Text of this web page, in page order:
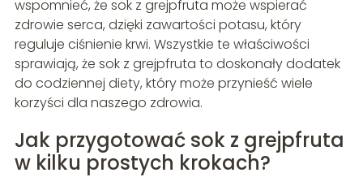
wspomnieć, że sok z grejpfruta może wspierać
zdrowie serca, dzięki zawartości potasu, który
reguluje ciśnienie krwi. Wszystkie te właściwości
sprawiają, że sok z grejpfruta to doskonały dodatek
do codziennej diety, który może przynieść wiele
korzyści dla naszego zdrowia.
Jak przygotować sok z grejpfruta
w kilku prostych krokach?